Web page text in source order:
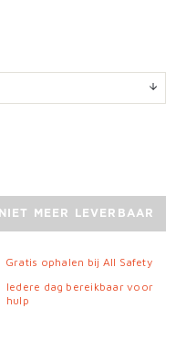
NIET MEER LEVERBAAR
Gratis ophalen bij All Safety
Iedere dag bereikbaar voor
hulp